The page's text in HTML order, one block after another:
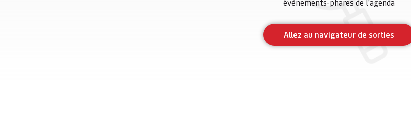
évènements-phares de l'agenda
Allez au navigateur de sorties